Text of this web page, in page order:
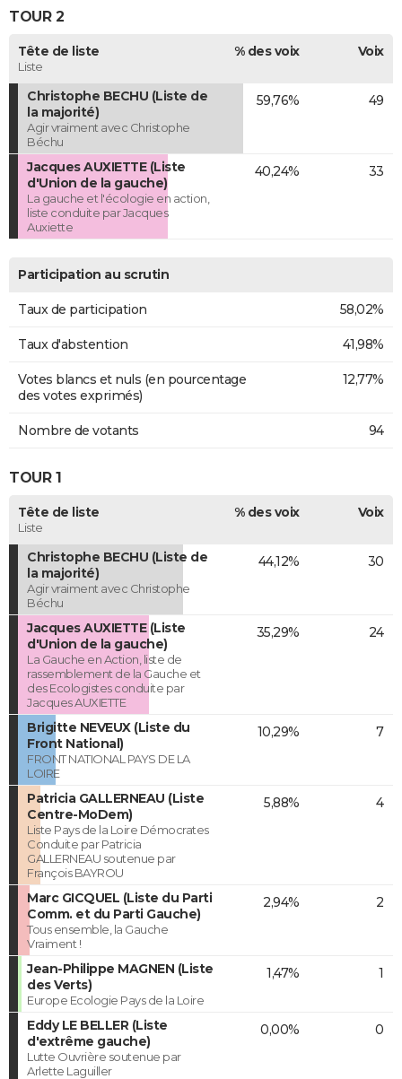
TOUR 2
Tête de liste
Liste
% des voix Voix
Christophe BECHU (Liste de
la majorité)
Agir vraiment avec Christophe
Béchu
59,76% 49
Jacques AUXIETTE (Liste
d'Union de la gauche)
La gauche et l'écologie en action,
liste conduite par Jacques
Auxiette
40,24% 33
Participation au scrutin
Taux de participation 58,02%
Taux d'abstention 41,98%
Votes blancs et nuls (en pourcentage
des votes exprimés)
12,77%
Nombre de votants 94
TOUR 1
Tête de liste
Liste
% des voix Voix
Christophe BECHU (Liste de
la majorité)
Agir vraiment avec Christophe
Béchu
44,12% 30
Jacques AUXIETTE (Liste
d'Union de la gauche)
La Gauche en Action, liste de
rassemblement de la Gauche et
des Ecologistes conduite par
Jacques AUXIETTE
35,29% 24
Brigitte NEVEUX (Liste du
Front National)
FRONT NATIONAL PAYS DE LA
LOIRE
10,29% 7
Patricia GALLERNEAU (Liste
Centre-MoDem)
Liste Pays de la Loire Démocrates
Conduite par Patricia
GALLERNEAU soutenue par
François BAYROU
5,88% 4
Marc GICQUEL (Liste du Parti
Comm. et du Parti Gauche)
Tous ensemble, la Gauche
Vraiment !
2,94% 2
Jean-Philippe MAGNEN (Liste
des Verts)
Europe Ecologie Pays de la Loire
1,47% 1
Eddy LE BELLER (Liste
d'extrême gauche)
Lutte Ouvrière soutenue par
Arlette Laguiller
0,00% 0